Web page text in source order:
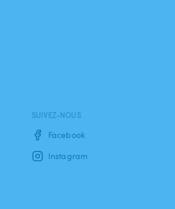
SUIVEZ-NOUS
Facebook
Instagram